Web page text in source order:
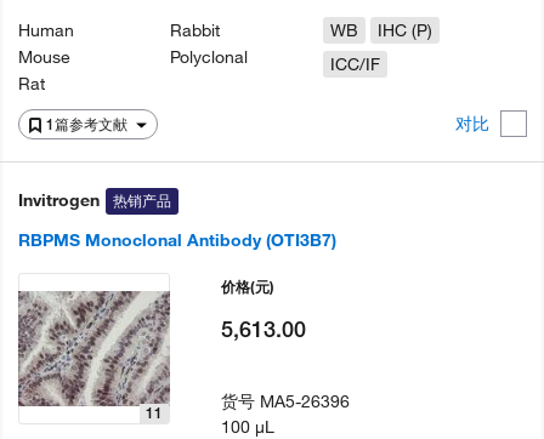
1篇参考文献 对比
Human
Mouse
Rat
Rabbit
Polyclonal
WB
IHC (P)
ICC/IF
Invitrogen 热销产品
RBPMS Monoclonal Antibody (OTI3B7)
11
价格(元)
5,613.00
货号 MA5-26396
100 µL